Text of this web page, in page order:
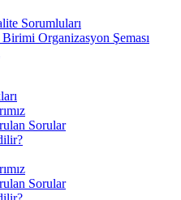
Sorumluları
Organizasyon Şeması
Sorular
Sorular